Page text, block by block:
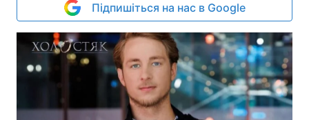
Підпишіться на нас в Google